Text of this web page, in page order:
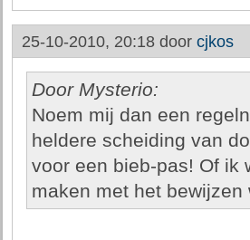
25-10-2010, 20:18 door cjkos
Door Mysterio:
Noem mij dan een
heldere scheiding van
voor een bieb-pas! Of ik
maken met het bewijzen